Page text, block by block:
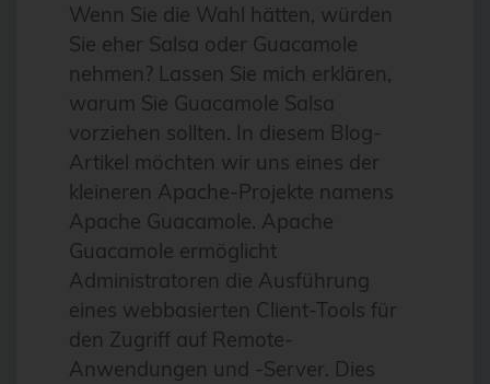
Buildah
bullseye
busan
buster
cadence
Call for papers
Cassandra
CentOS
Ceph
CERN
Wenn Sie die Wahl hätten, würden
Sie eher Salsa oder Guacamole
nehmen? Lassen Sie mich erklären,
warum Sie Guacamole Salsa
vorziehen sollten. In diesem Blog-
Artikel möchten wir uns eines der
kleineren Apache-Projekte namens
Apache Guacamole. Apache
Guacamole ermöglicht
Administratoren die Ausführung
eines webbasierten Client-Tools für
den Zugriff auf Remote-
Anwendungen und -Server. Dies